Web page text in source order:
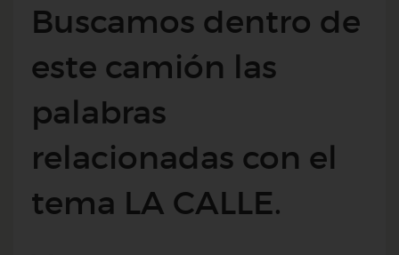
Buscamos dentro de
este camión las
palabras
relacionadas con el
tema LA CALLE.